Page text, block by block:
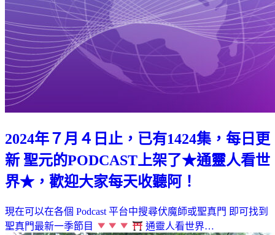
2024年７月４日止，已有1424集，每日更
新 聖元的PODCAST上架了★通靈人看世
界★，歡迎大家每天收聽阿！
現在可以在各個 Podcast 平台中搜尋伏魔師或聖真門 即可找到
聖真門最新一季節目
通靈人看世界…